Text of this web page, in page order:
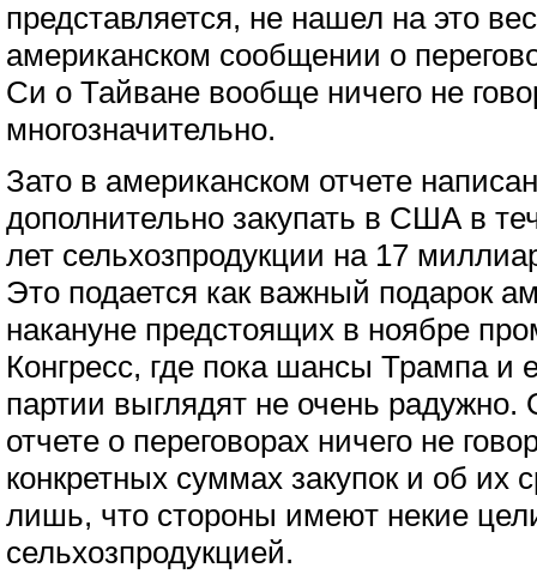
представляется, не нашел на это
американском сообщении о
Си о Тайване вообще ничего не
многозначительно.
Зато в американском отчете
дополнительно закупать в США в
лет сельхозпродукции на 17
Это подается как важный подарок
накануне предстоящих в ноябре
Конгресс, где пока шансы Трампа и
партии выглядят не очень радужно.
отчете о переговорах ничего не
конкретных суммах закупок и об их
лишь, что стороны имеют некие
сельхозпродукцией.